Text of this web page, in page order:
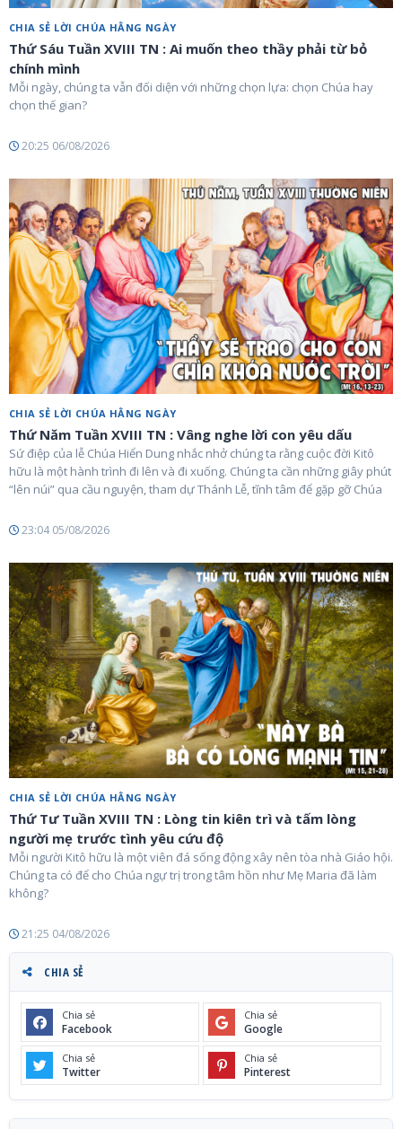
CHIA SẺ LỜI CHÚA HẰNG NGÀY
Thứ Sáu Tuần XVIII TN : Ai muốn theo thầy phải từ bỏ
chính mình
Mỗi ngày, chúng ta vẫn đối diện với những chọn lựa: chọn Chúa hay
chọn thế gian?
20:25 06/08/2026
CHIA SẺ LỜI CHÚA HẰNG NGÀY
Thứ Năm Tuần XVIII TN : Vâng nghe lời con yêu dấu
Sứ điệp của lễ Chúa Hiển Dung nhắc nhở chúng ta rằng cuộc đời Kitô
hữu là một hành trình đi lên và đi xuống. Chúng ta cần những giây phút
“lên núi” qua cầu nguyện, tham dự Thánh Lễ, tĩnh tâm để gặp gỡ Chúa
23:04 05/08/2026
CHIA SẺ LỜI CHÚA HẰNG NGÀY
Thứ Tư Tuần XVIII TN : Lòng tin kiên trì và tấm lòng
người mẹ trước tình yêu cứu độ
Mỗi người Kitô hữu là một viên đá sống động xây nên tòa nhà Giáo hội.
Chúng ta có để cho Chúa ngự trị trong tâm hồn như Mẹ Maria đã làm
không?
21:25 04/08/2026
CHIA SẺ
Chia sẻ
Facebook
Chia sẻ
Google
Chia sẻ
Twitter
Chia sẻ
Pinterest